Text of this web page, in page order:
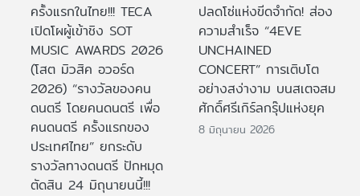
ครั้งแรกในไทย!!! TECA
เปิดโผผู้เข้าชิง SOT
MUSIC AWARDS 2026
(โสต มิวสิค อวอร์ด
2026) “รางวัลของคน
ดนตรี โดยคนดนตรี เพื่อ
คนดนตรี ครั้งแรกของ
ประเทศไทย” ยกระดับ
รางวัลทางดนตรี ปักหมุด
ตัดสิน 24 มิถุนายนนี้!!!
ปลดโซ่แห่งขีดจำกัด! ส่อง
ความสำเร็จ “4EVE
UNCHAINED
CONCERT” การเติบโต
อย่างสง่างาม บนสเตจสม
ศักดิ์ศรีเกิร์ลกรุ๊ปแห่งยุค
8 มิถุนายน 2026